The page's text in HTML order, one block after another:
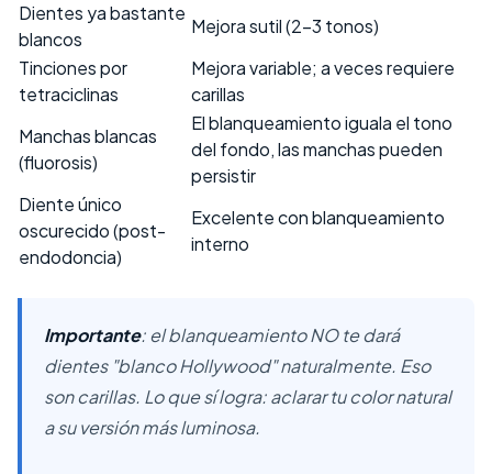
Dientes ya bastante
blancos
Mejora sutil (2-3 tonos)
Tinciones por
tetraciclinas
Mejora variable; a veces requiere
carillas
Manchas blancas
(fluorosis)
El blanqueamiento iguala el tono
del fondo, las manchas pueden
persistir
Diente único
oscurecido (post-
endodoncia)
Excelente con blanqueamiento
interno
Importante: el blanqueamiento NO te dará
dientes "blanco Hollywood" naturalmente. Eso
son carillas. Lo que sí logra: aclarar tu color natural
a su versión más luminosa.